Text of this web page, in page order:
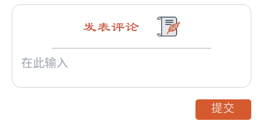
发表评论
提交